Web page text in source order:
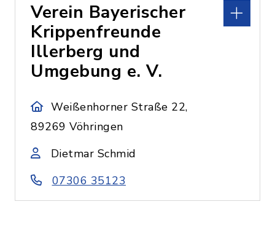
Verein Bayerischer
Krippenfreunde
Illerberg und
Umgebung e. V.
Weißenhorner Straße 22,
89269 Vöhringen
Dietmar Schmid
07306 35123